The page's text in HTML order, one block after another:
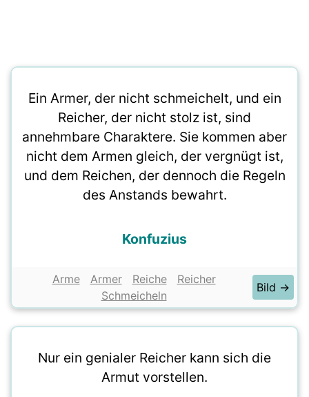
Ein Armer, der nicht schmeichelt, und ein
Reicher, der nicht stolz ist, sind
annehmbare Charaktere. Sie kommen aber
nicht dem Armen gleich, der vergnügt ist,
und dem Reichen, der dennoch die Regeln
des Anstands bewahrt.
Konfuzius
Arme Armer Reiche
Reicher
Schmeicheln
Bild →
Nur ein genialer Reicher kann sich die
Armut vorstellen.